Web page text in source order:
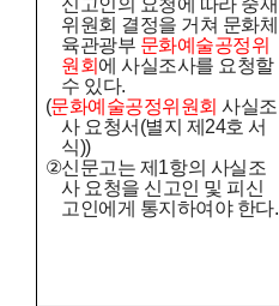
신고인의 요청에 따라 중재
위원회 결정을 거쳐 문화체
육관광부 문화예술공정위
원회 에 사실조사를 요청할
수 있다.
(문화예술공정위원회 사실조
사 요청서 (별지 제 24호 서
식))
②신문고는 제 1항의 사실조
사 요청을 신고인 및 피신
고인에게 통지하여야 한다.